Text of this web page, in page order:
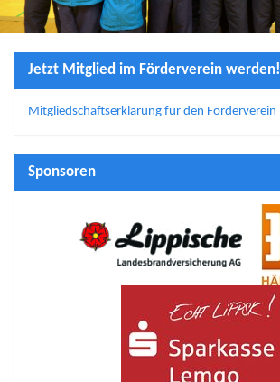
Jetzt Mitglied im Förderverein werden!
Mitgliedschaftserklärung für den Förderverein
Sponsoren